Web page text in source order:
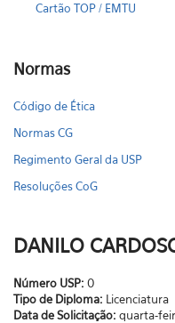
Cartão TOP / EMTU
Normas
Código de Ética
Normas CG
Regimento Geral da USP
Resoluções CoG
DANILO
Número USP: 0
Tipo de Diploma: Licenciatura
Data de Solicitação: quarta-